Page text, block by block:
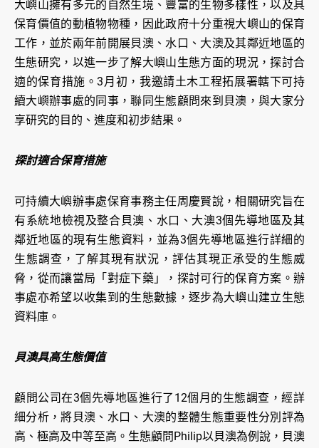
大嶼山擁有多元的自然生境、豐富的生物多樣性，以及具
保育價值的動植物物種，因此政府十分重視大嶼山的保育
工作，並於兩年前開展貝澳、水口、大澳及其鄰近地區的
生態研究，以進一步了解大嶼山生態方面的現況，探討合
適的保育措施。3月初，我邀請土木工程拓展署轄下可持
續大嶼辦事處的同事，聯同生態顧問來到貝澳，與大家分
享研究的目的、進度和初步結果。
探討適合保育措施
可持續大嶼辦事處保育事務主任周慶賢說，相關研究旨在
有系統地檢視及整合貝澳、水口、大澳3個先導地區及其
鄰近地區的現有生態資料，並為3個先導地區進行詳細的
生態調查，了解其現有狀況，評估其現正承受的生態威
脅，從而讓當局「對症下藥」，探討可行的保育方案。辦
事處亦希望以收集到的生態數據，逐步為大嶼山建立生態
資料庫。
貝澳具高生態價值
顧問公司在3個先導地區進行了12個月的生態調查，經詳
細分析，將貝澳、水口、大澳的整體生態重要性分別評為
高、極高及中等至高。生態顧問Philip以貝澳為例說，貝澳